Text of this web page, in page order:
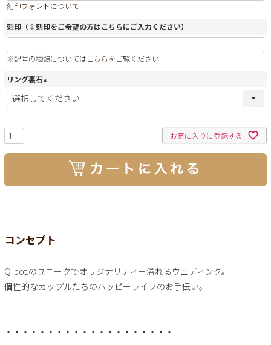
須
刻印フォントについて
刻印（※刻印をご希望の方はこちらにご入力ください）
※記号の種類についてはこちらをご覧ください
リング裏石
(
必
お気に入りに登録する
コンセプト
Q-pot.のユニークでオリジナリティー溢れるウェディング。
個性的なカップルたちのハッピーライフのお手伝い。
・・・・・・・・・・・・・・・・・・・・